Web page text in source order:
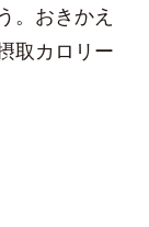
。おきかえ
取カロリー